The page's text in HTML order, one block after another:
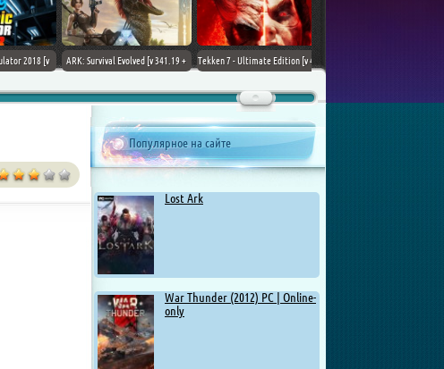
2018 [v
ARK: Survival Evolved [v 341.19 +
Tekken 7 - Ultimate Edition [v 4.22
Chovka
Популярное на сайте
Lost Ark
War Thunder (2012) PC | Online-
only